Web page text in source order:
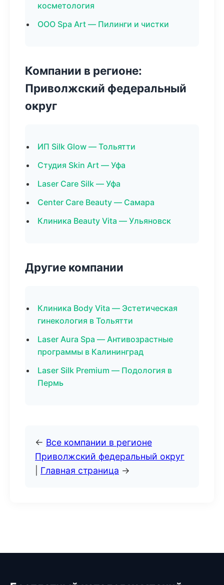
косметология
ООО Spa Art — Пилинги и чистки
Компании в регионе:
Приволжский федеральный
округ
ИП Silk Glow — Тольятти
Студия Skin Art — Уфа
Laser Care Silk — Уфа
Center Care Beauty — Самара
Клиника Beauty Vita — Ульяновск
Другие компании
Клиника Body Vita — Эстетическая
гинекология в Тольятти
Laser Aura Spa — Антивозрастные
программы в Калининград
Laser Silk Premium — Подология в
Пермь
← Все компании в регионе
Приволжский федеральный округ
Главная страница →